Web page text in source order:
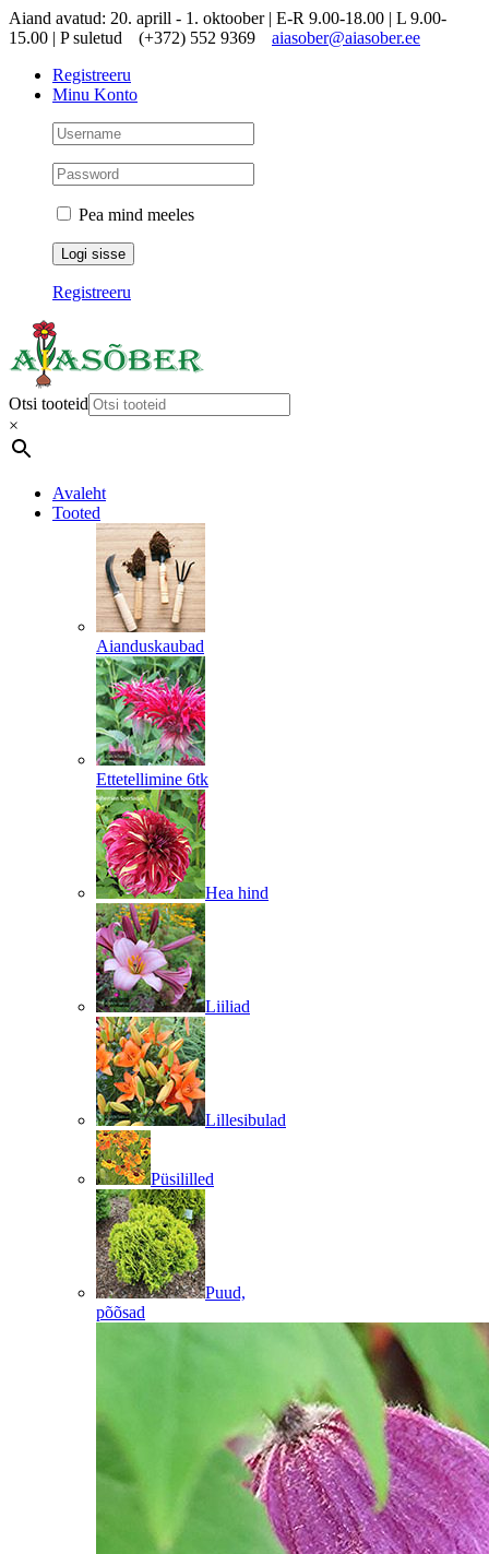
Skip
to
Aiand avatud: 20. aprill - 1. oktoober | E-R 9.00-18.00 | L 9.00-
15.00 | P suletud
(+372) 552 9369
aiasober@aiasober.ee
Registreeru
Minu Konto
Pea mind meeles
Registreeru
Otsi tooteid
×
Avaleht
Tooted
Aianduskaubad
Ettetellimine 6tk
Hea hind
Liiliad
Lillesibulad
Püsililled
Puud,
põõsad